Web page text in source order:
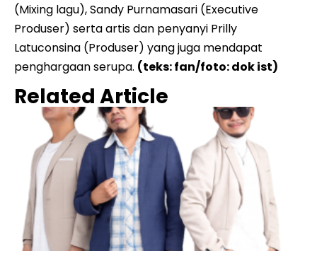
(Mixing lagu), Sandy Purnamasari (Executive
Produser) serta artis dan penyanyi Prilly
Latuconsina (Produser) yang juga mendapat
penghargaan serupa. (teks: fan/foto: dok ist)
Related Article